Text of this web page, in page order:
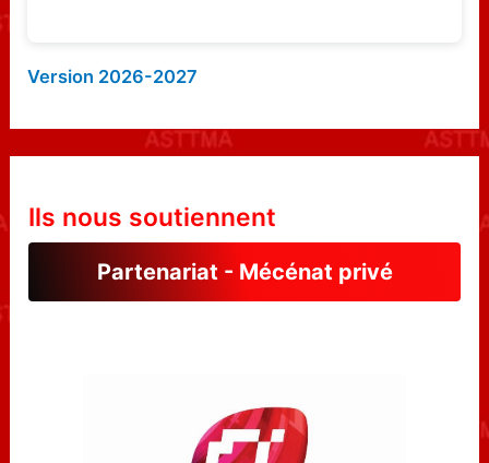
Version 2026-2027
Ils nous soutiennent
Partenariat - Mécénat privé